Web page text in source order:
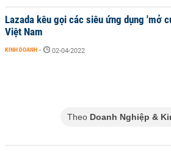
Lazada kêu gọi các siêu ứng dụng 'mở
Việt Nam
KINH DOANH - 02-04-2022
Theo Doanh Nghiệp &